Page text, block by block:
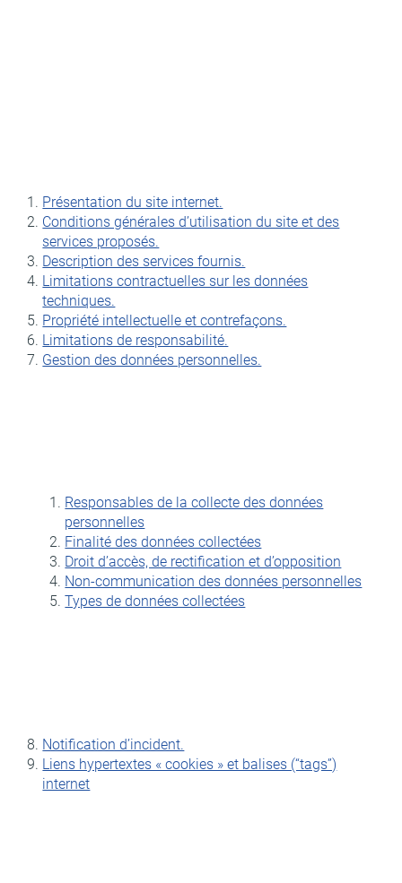
Présentation du site internet.
Conditions générales d’utilisation du site et des
services proposés.
Description des services fournis.
Limitations contractuelles sur les données
techniques.
Propriété intellectuelle et contrefaçons.
Limitations de responsabilité.
Gestion des données personnelles.
Responsables de la collecte des données
personnelles
Finalité des données collectées
Droit d’accès, de rectification et d’opposition
Non-communication des données personnelles
Types de données collectées
Notification d’incident.
Liens hypertextes « cookies » et balises (“tags”)
internet